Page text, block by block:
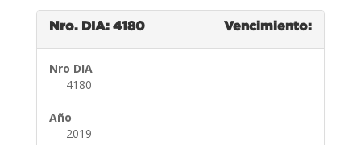
Nro. DIA: 4180 Vencimiento:
Nro DIA
4180
Año
2019